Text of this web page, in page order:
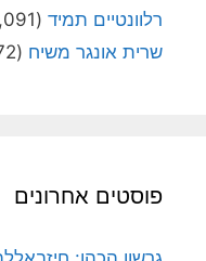
רלוונטיים תמיד (4,091)
שרית אונגר משיח (72)
פוסטים אחרונים